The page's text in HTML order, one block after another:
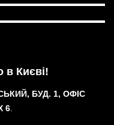
в Києві!
БУД. 1, ОФІС
6.